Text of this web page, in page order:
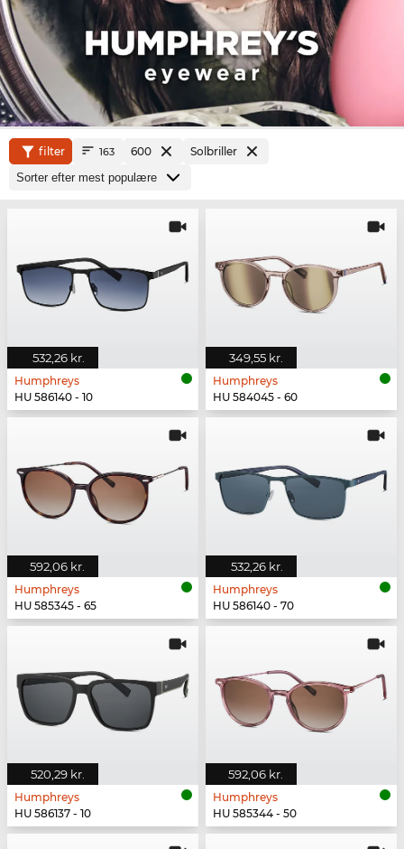
filter 163 600 Solbriller
532,26 kr.
Humphreys
HU 586140 - 10
349,55 kr.
Humphreys
HU 584045 - 60
592,06 kr.
Humphreys
HU 585345 - 65
532,26 kr.
Humphreys
HU 586140 - 70
520,29 kr.
Humphreys
HU 586137 - 10
592,06 kr.
Humphreys
HU 585344 - 50